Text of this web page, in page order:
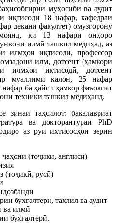
муҳосибӣ ва аудит
иқтисодӣ 18 нафар, кафедраи
декани факултет) омӯзгорону
ки 13 нафари онҳоро
илмӣ ташкил медиҳад, аз
илмҳои иқтисодӣ, профессор
илм, дотсент (ҳамкори
илмҳои иқтисодӣ, дотсент
муаллими калон, 25 нафар
ба ҳайси ҳамкор фаъолият
техникӣ ташкил медиҳанд.
зинаи таҳсилот: бакалавриат
ва докторантураи PhD
аз рӯи ихтисосҳои зерин
(тоҷикӣ, англисӣ)
(тоҷикӣ, рӯсӣ)
бухгалтерӣ, таҳлил ва аудит
ва илмӣ
бухгалтерӣ.